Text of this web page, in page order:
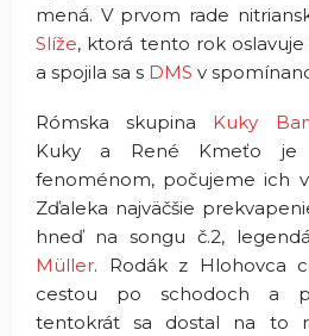
mená. V prvom rade
Slíže, ktorá tento rok oslavuje
a spojila sa s DMS v
Rómska skupina Kuky
Kuky a René Kmeťo je
fenoménom, počujeme ich
Zďaleka najväčšie
hneď na songu č.2,
Müller. Rodák z Hlohovca
cestou po schodoch a
tentokrát sa dostal na to